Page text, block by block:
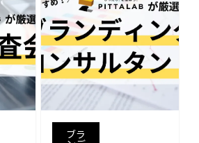
ブラ